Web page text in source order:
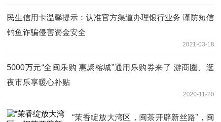
民生信用卡温馨提示：认准官方渠道办理银行业务 谨防短信
钓鱼诈骗侵害资金安全
2021-03-18
5000万元“全闽乐购 惠聚榕城”通用乐购券来了 游商圈、逛
夜市乐享暖心补贴
2020-11-20
“茉香绽放大湾区，闽茶开辟新丝路”，闽